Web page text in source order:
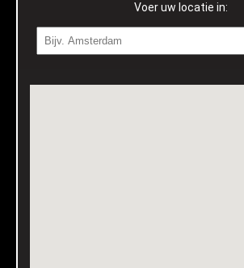
Voer uw locatie in: